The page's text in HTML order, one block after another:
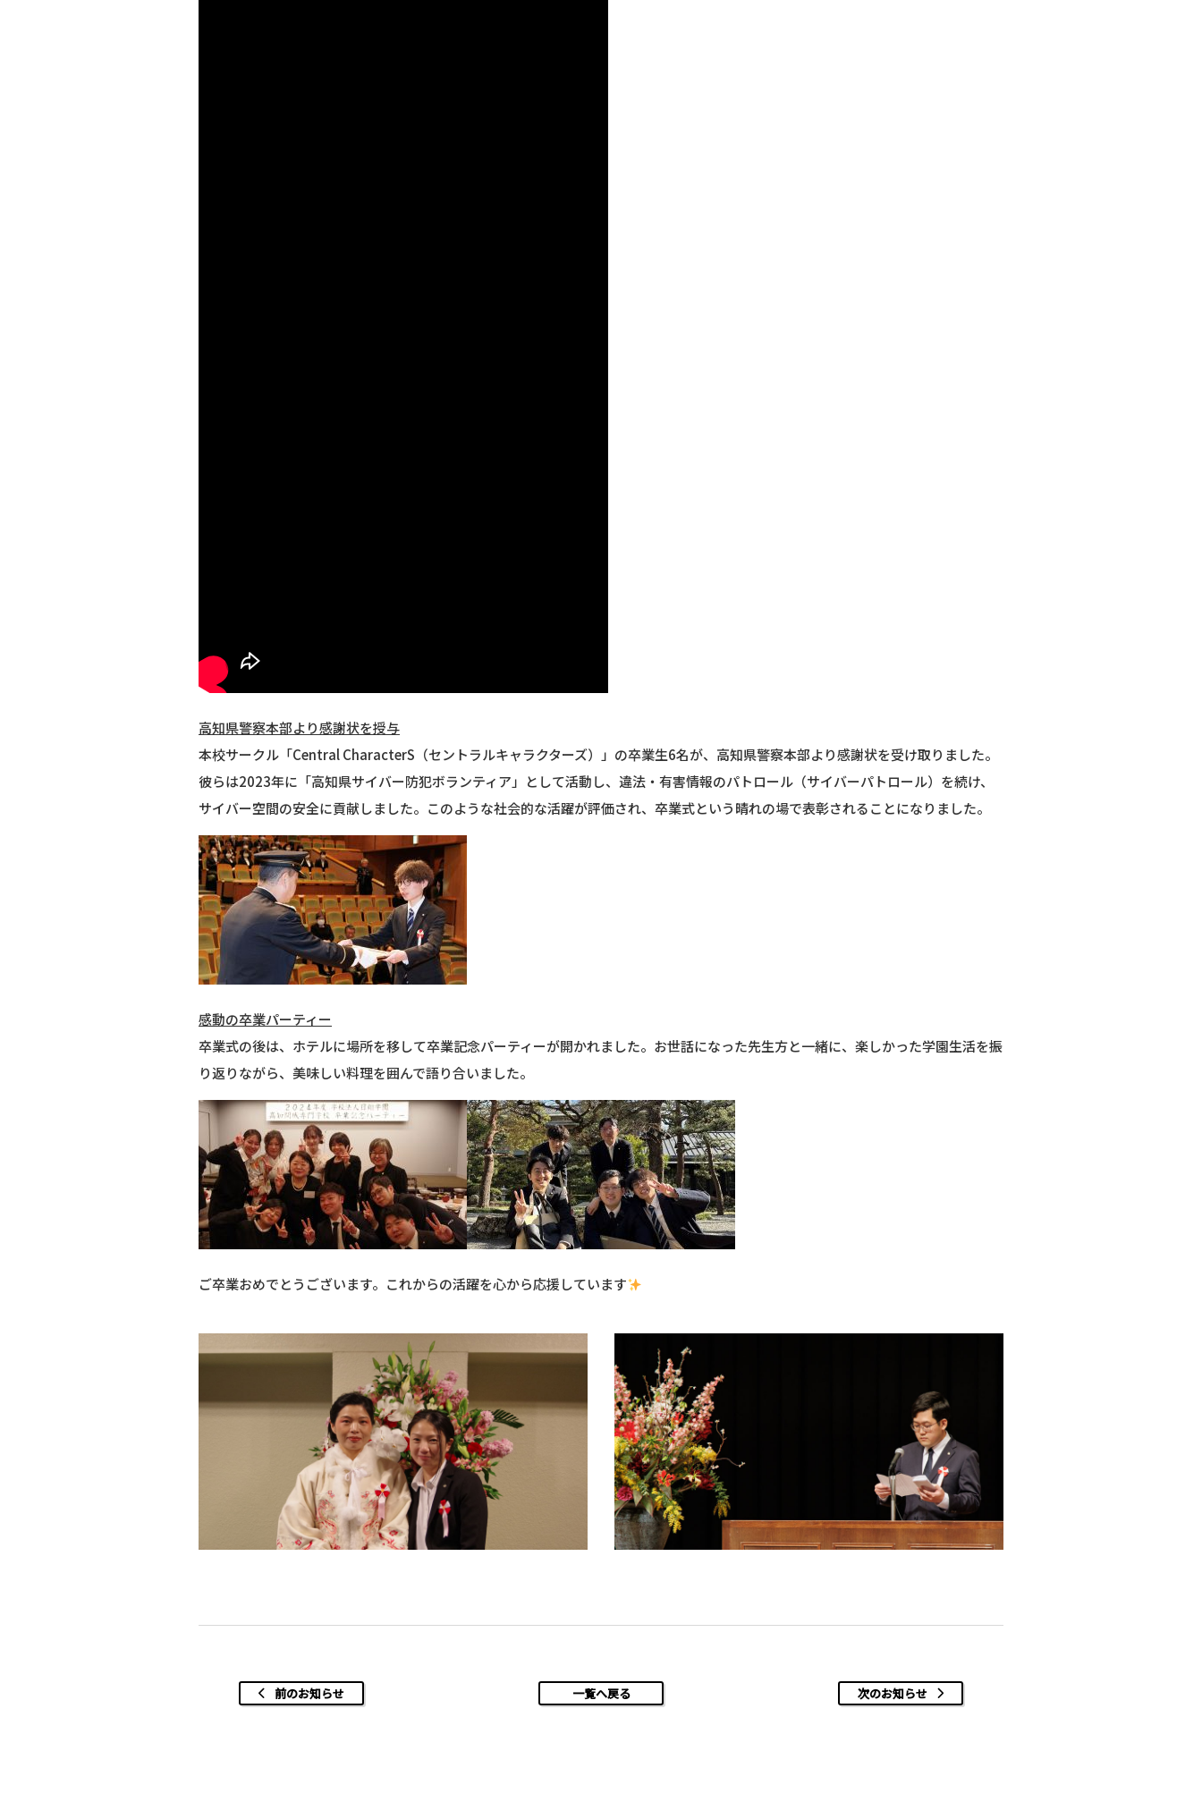
高知県警察本部より感謝状を授与
本校サークル「Central CharacterS（セントラルキャラクターズ）」の卒業生6名が、高知県警察本部より感謝状を受け取りました。
彼らは2023年に「高知県サイバー防犯ボランティア」として活動し、違法・有害情報のパトロール（サイバーパトロール）を続け、
サイバー空間の安全に貢献しました。このような社会的な活躍が評価され、卒業式という晴れの場で表彰されることになりました。
感動の卒業パーティー
卒業式の後は、ホテルに場所を移して卒業記念パーティーが開かれました。お世話になった先生方と一緒に、楽しかった学園生活を振
り返りながら、美味しい料理を囲んで語り合いました。
ご卒業おめでとうございます。これからの活躍を心から応援しています
前のお知らせ 一覧へ戻る 次のお知らせ